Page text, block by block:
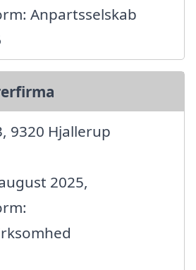
Anpartsselskab
9320 Hjallerup
2025,